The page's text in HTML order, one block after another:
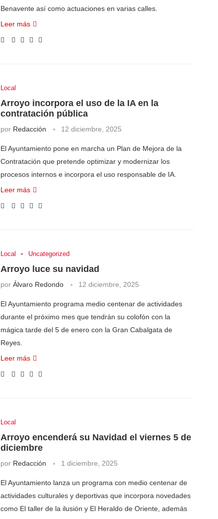
Benavente así como actuaciones en varias calles.
Leer más
Local
Arroyo incorpora el uso de la IA en la
contratación pública
por Redacción 12 diciembre, 2025
El Ayuntamiento pone en marcha un Plan de Mejora de la
Contratación que pretende optimizar y modernizar los
procesos internos e incorpora el uso responsable de IA.
Leer más
Local Uncategorized
Arroyo luce su navidad
por Álvaro Redondo 12 diciembre, 2025
El Ayuntamiento programa medio centenar de actividades
durante el próximo mes que tendrán su colofón con la
mágica tarde del 5 de enero con la Gran Cabalgata de
Reyes.
Leer más
Local
Arroyo encenderá su Navidad el viernes 5 de
diciembre
por Redacción 1 diciembre, 2025
El Ayuntamiento lanza un programa con medio centenar de
actividades culturales y deportivas que incorpora novedades
como El taller de la ilusión y El Heraldo de Oriente, además